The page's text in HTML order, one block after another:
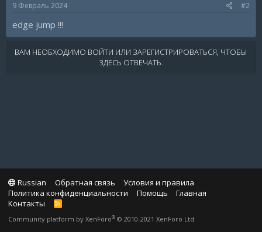
9 Февраль 2024 #2
edge jump !!!
ВАМ НЕОБХОДИМО ВОЙТИ ИЛИ ЗАРЕГИСТРИРОВАТЬСЯ, ЧТОБЫ
ЗДЕСЬ ОТВЕЧАТЬ.
Russian Обратная связь
Условия и правила
Политика конфиденциальности
Помощь
Главная
Контакты
R
S
Community platform by XenForo® © 2010-2021 XenForo Ltd.